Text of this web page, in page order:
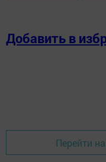
Добавить в
Перейти